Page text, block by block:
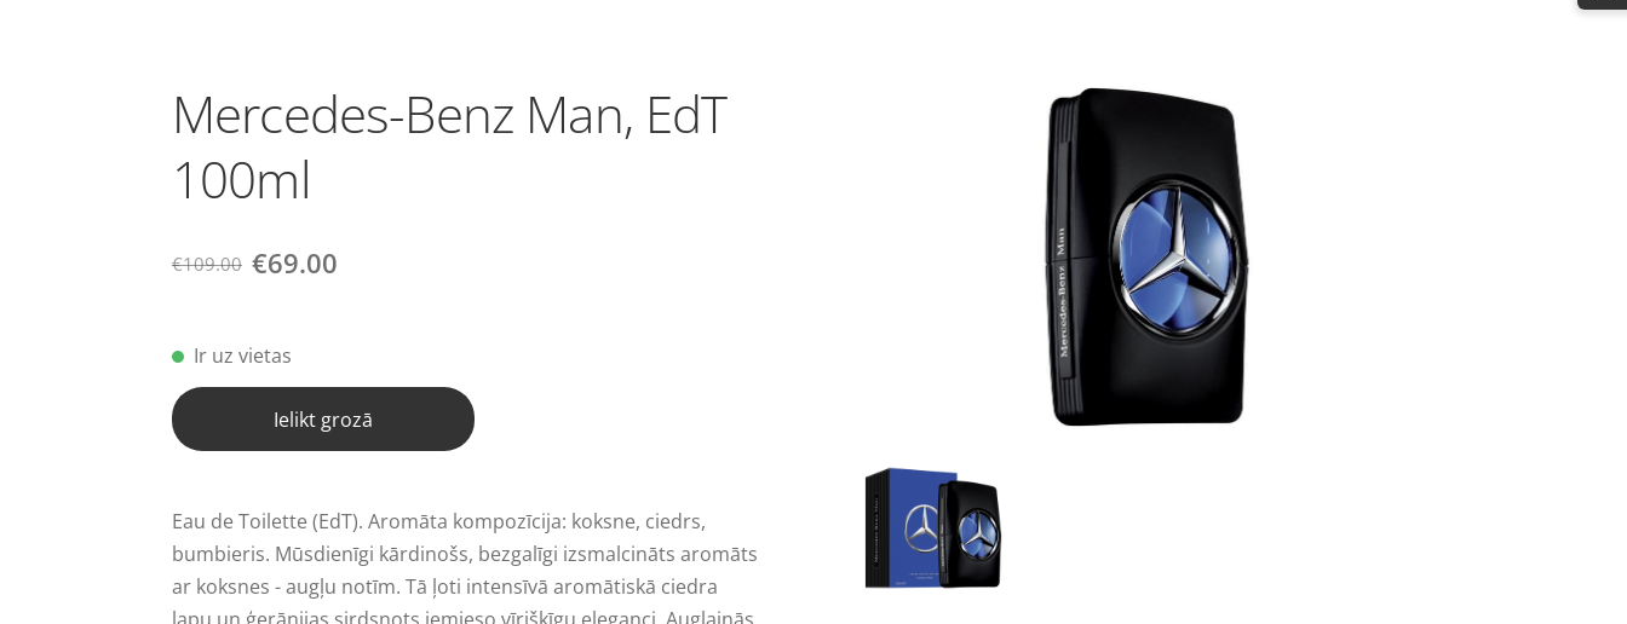
Mercedes-Benz Man, EdT
100ml
€109.00 €69.00
Ir uz vietas
Ielikt grozā
Eau de Toilette (EdT). Aromāta kompozīcija: koksne, ciedrs,
bumbieris. Mūsdienīgi kārdinošs, bezgalīgi izsmalcināts aromāts
ar koksnes - augļu notīm. Tā ļoti intensīvā aromātiskā ciedra